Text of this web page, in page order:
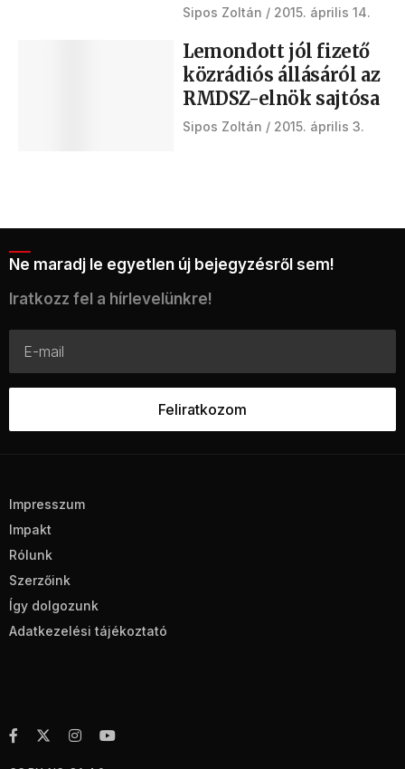
Sipos Zoltán 2015. április 14.
Lemondott jól fizető
közrádiós állásáról az
RMDSZ-elnök sajtósa
Sipos Zoltán 2015. április 3.
Ne maradj le egyetlen új bejegyzésről sem!
Iratkozz fel a hírlevelünkre!
Impresszum
Impakt
Rólunk
Szerzőink
Így dolgozunk
Adatkezelési tájékoztató